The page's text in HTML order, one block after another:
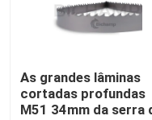
As grandes lâminas
cortadas profundas
M51 34mm da serra